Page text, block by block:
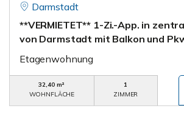
Darmstadt
**VERMIETET** 1-Zi.-App. in
von Darmstadt mit Balkon und
Etagenwohnung
32,40 m²
WOHNFLÄCHE
1
ZIMMER